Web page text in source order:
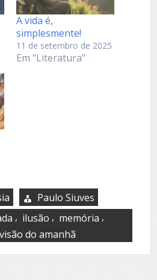
A vida é,
simplesmente!
11 de setembro de 2025
Em "Literatura"
Paulo Siuves
, ilusão , memória ,
visão do amanhã